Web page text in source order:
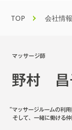
TOP 会社情報